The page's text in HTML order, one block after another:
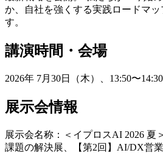
か、自社を強くする実践ロードマ
す。
講演時間・会場
2026年 7月30日（木）、13:50〜
展示会情報
展示会名称：＜イプロスAI 2026 夏
課題の解決展、【第2回】AI/DX営